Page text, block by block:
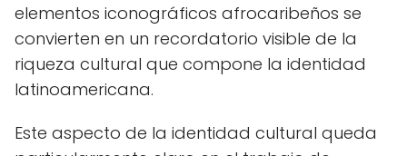
elementos iconográficos afrocaribeños se
convierten en un recordatorio visible de la
riqueza cultural que compone la identidad
latinoamericana.
Este aspecto de la identidad cultural queda